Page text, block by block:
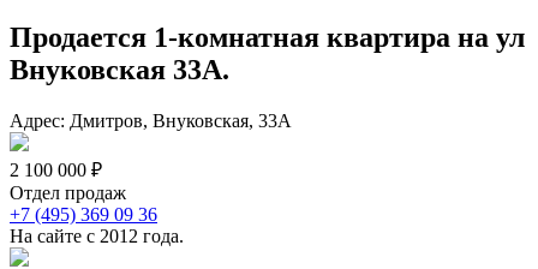
Продается 1-комнатная квартира на ул
Внуковская 33А.
Адрес: Дмитров, Внуковская, 33А
2 100 000 ₽
Отдел продаж
+7 (495) 369 09 36
На сайте с 2012 года.